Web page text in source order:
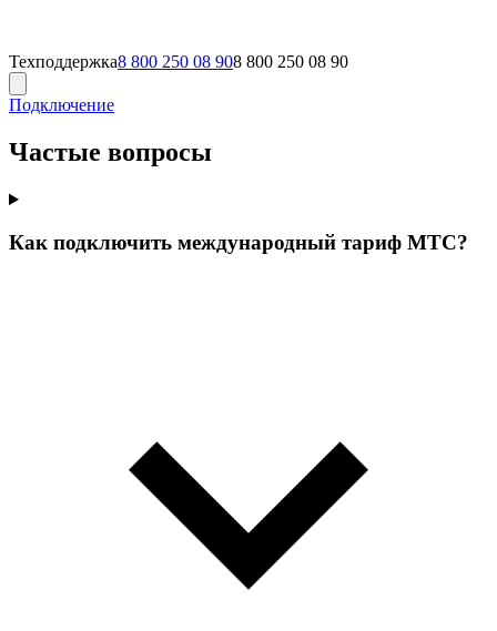
Техподдержка8 800 250 08 908 800 250 08 90
Подключение
Частые вопросы
Как подключить международный тариф МТС?